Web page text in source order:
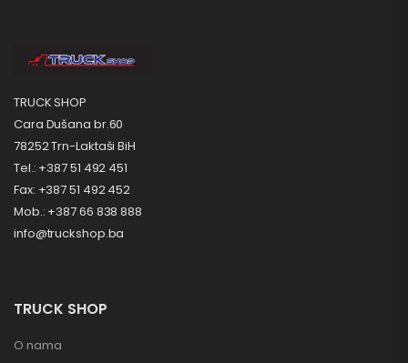
TRUCK SHOP
Cara Dušana br.60
78252 Trn-Laktaši BiH
Tel.: +387 51 492 451
Fax: +387 51 492 452
Mob.: +387 66 838 888
info@truckshop.ba
TRUCK SHOP
O nama